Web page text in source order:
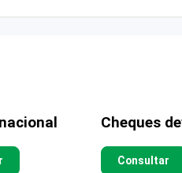
Cheques
Consultar